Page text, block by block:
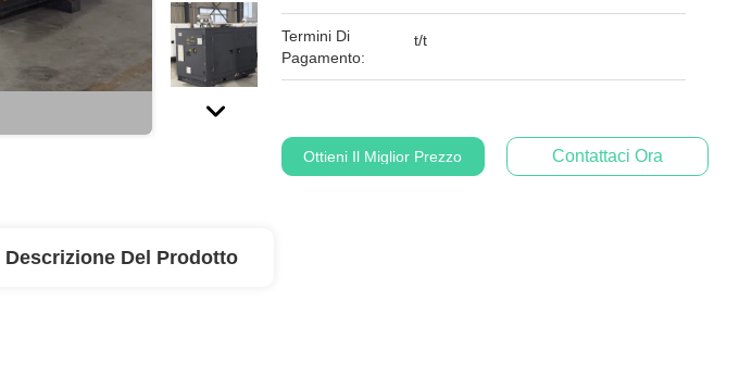
Termini Di
Pagamento:
t/t
Ottieni Il Miglior Prezzo Contattaci Ora
Descrizione Del Prodotto